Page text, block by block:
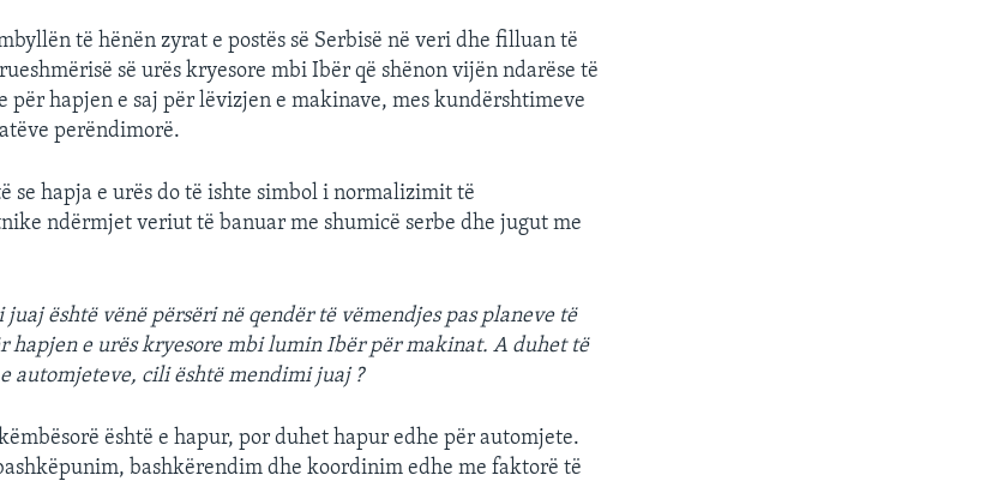
të hënën zyrat e postës së Serbisë në veri dhe filluan të
së urës kryesore mbi Ibër që shënon vijën ndarëse të
për hapjen e saj për lëvizjen e makinave, mes kundërshtimeve
perëndimorë.
se hapja e urës do të ishte simbol i normalizimit të
ndërmjet veriut të banuar me shumicë serbe dhe jugut me
juaj është vënë përsëri në qendër të vëmendjes pas planeve të
hapjen e urës kryesore mbi lumin Ibër për makinat. A duhet të
automjeteve, cili është mendimi juaj ?
është e hapur, por duhet hapur edhe për automjete.
bashkërendim dhe koordinim edhe me faktorë të